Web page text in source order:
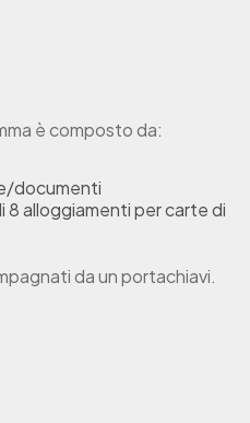
è composto da:
documenti
alloggiamenti per carte di
da un portachiavi.